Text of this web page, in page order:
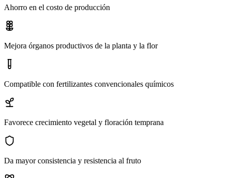
Ahorro en el costo de producción
Mejora órganos productivos de la planta y la flor
Compatible con fertilizantes convencionales químicos
Favorece crecimiento vegetal y floración temprana
Da mayor consistencia y resistencia al fruto